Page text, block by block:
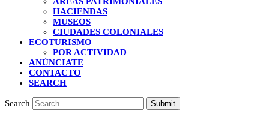
HACIENDAS
MUSEOS
CIUDADES COLONIALES
ECOTURISMO
POR ACTIVIDAD
ANÚNCIATE
CONTACTO
SEARCH
Search Submit